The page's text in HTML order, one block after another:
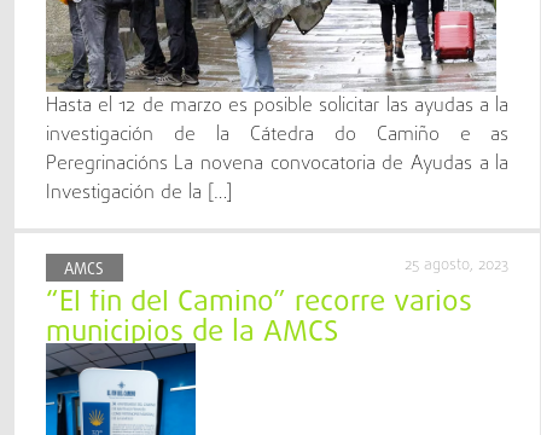
Hasta el 12 de marzo es posible solicitar las ayudas a la
investigación de la Cátedra do Camiño e as
Peregrinacións La novena convocatoria de Ayudas a la
Investigación de la […]
AMCS 25 agosto, 2023
“El fin del Camino” recorre varios
municipios de la AMCS